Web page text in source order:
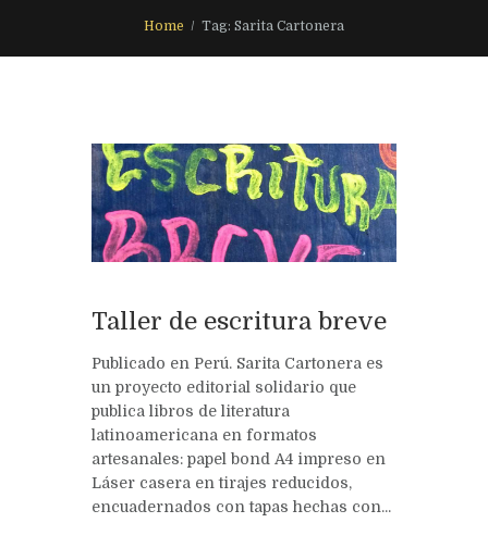
Home Tag: Sarita Cartonera
Taller de escritura breve
Publicado en Perú. Sarita Cartonera es
un proyecto editorial solidario que
publica libros de literatura
latinoamericana en formatos
artesanales: papel bond A4 impreso en
Láser casera en tirajes reducidos,
encuadernados con tapas hechas con...